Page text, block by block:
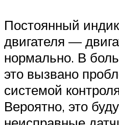
Постоянный
двигателя —
нормально. В
это вызвано
системой
Вероятно, это